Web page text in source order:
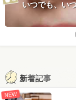
いつでも、い
新着記事
NEW